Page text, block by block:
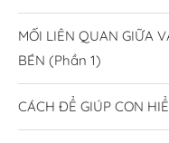
MỐI LIÊN QUAN GIỮA
BÉN (Phần 1)
CÁCH ĐỂ GIÚP CON